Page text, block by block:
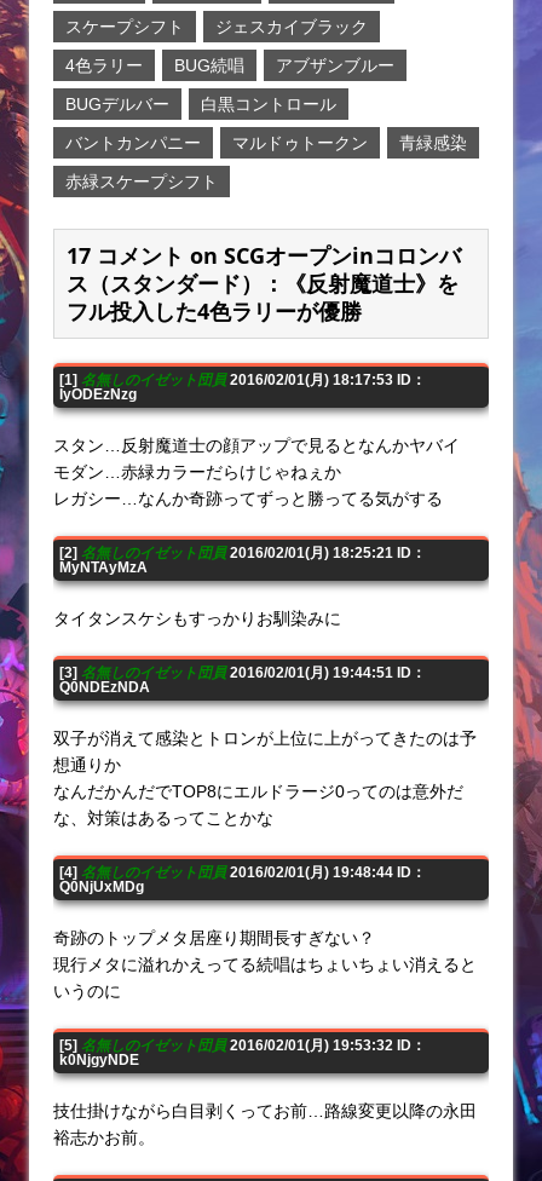
スケープシフト
ジェスカイブラック
4色ラリー
BUG続唱
アブザンブルー
BUGデルバー
白黒コントロール
バントカンパニー
マルドゥトークン
青緑感染
赤緑スケープシフト
17 コメント on SCGオープンinコロンバ
ス（スタンダード）：《反射魔道士》を
フル投入した4色ラリーが優勝
[1] 名無しのイゼット団員2016/02/01(月) 18:17:53 ID：
IyODEzNzg
スタン…反射魔道士の顔アップで見るとなんかヤバイ
モダン…赤緑カラーだらけじゃねぇか
レガシー…なんか奇跡ってずっと勝ってる気がする
[2] 名無しのイゼット団員2016/02/01(月) 18:25:21 ID：
MyNTAyMzA
タイタンスケシもすっかりお馴染みに
[3] 名無しのイゼット団員2016/02/01(月) 19:44:51 ID：
Q0NDEzNDA
双子が消えて感染とトロンが上位に上がってきたのは予
想通りか
なんだかんだでTOP8にエルドラージ0ってのは意外だ
な、対策はあるってことかな
[4] 名無しのイゼット団員2016/02/01(月) 19:48:44 ID：
Q0NjUxMDg
奇跡のトップメタ居座り期間長すぎない？
現行メタに溢れかえってる続唱はちょいちょい消えると
いうのに
[5] 名無しのイゼット団員2016/02/01(月) 19:53:32 ID：
k0NjgyNDE
技仕掛けながら白目剥くってお前…路線変更以降の永田
裕志かお前。